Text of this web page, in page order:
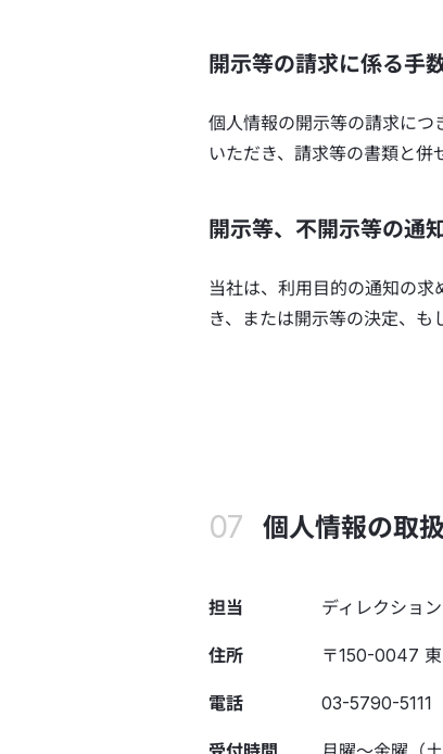
開示等の請求に係る手
個人情報の開示等の請求につ
いただき、請求等の書類と併
開示等、不開示等の通
当社は、利用目的の通知の
き、または開示等の決定、も
個人情報の取
担当 ディレクショ
住所 〒150-0047
電話 03-5790-5111